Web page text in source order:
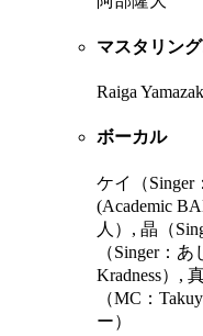
マスタリン
Raiga
ボーカル
ケイ（Singer
(Academic
人）, 晶（
（Singer：
Kradness）,
（MC：
ー）